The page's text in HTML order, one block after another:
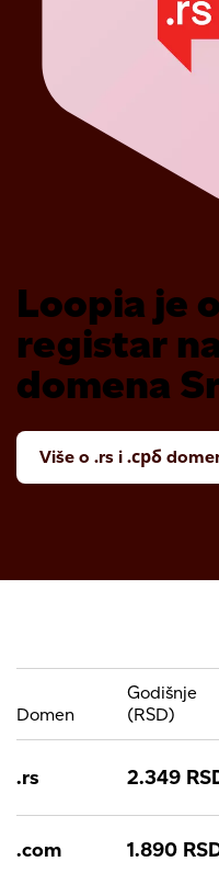
Loopia je
registar
domena
Više o .rs i .срб
Domen
Godišnje
(RSD)
.rs 2.349
.com 1.890